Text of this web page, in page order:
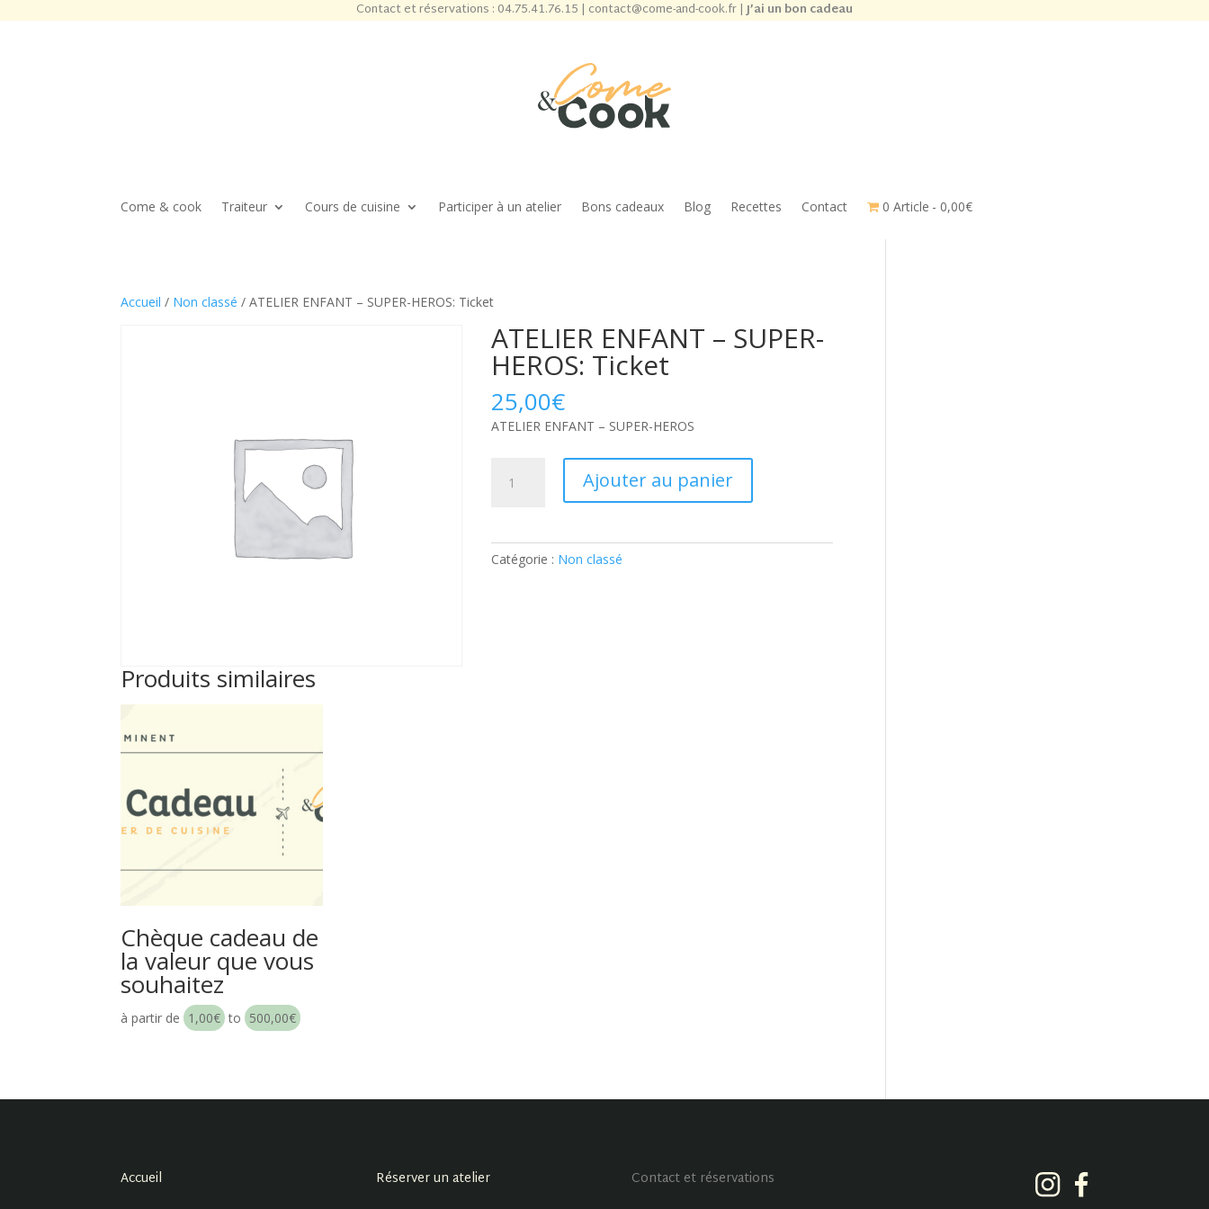
Contact et réservations : 04.75.41.76.15 | contact@come-and-cook.fr|J’ai un bon cadeau
Come & cook Traiteur Cours de cuisine Participer à un atelier Bons cadeaux Blog Recettes Contact 0 Article 0,00€
Accueil / Non classé / ATELIER ENFANT – SUPER-HEROS: Ticket
ATELIER ENFANT – SUPER-
HEROS: Ticket
25,00€
ATELIER ENFANT – SUPER-HEROS
SUPER-
Ajouter au panier
Catégorie : Non classé
Produits similaires
Chèque cadeau de
la valeur que vous
souhaitez
à partir de 1,00€ to 500,00€
Accueil
Réserver un atelier
Contact et réservations